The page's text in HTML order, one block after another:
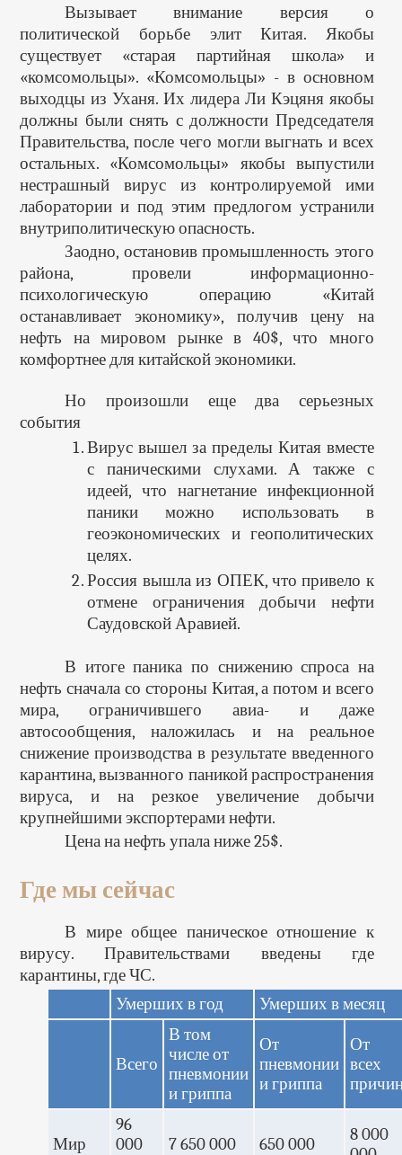
Вызывает внимание версия о
политической борьбе элит Китая. Якобы
существует «старая партийная школа» и
«комсомольцы». «Комсомольцы» - в основном
выходцы из Уханя. Их лидера Ли Кэцяня якобы
должны были снять с должности Председателя
Правительства, после чего могли выгнать и всех
остальных. «Комсомольцы» якобы выпустили
нестрашный вирус из контролируемой ими
лаборатории и под этим предлогом устранили
внутриполитическую опасность.
Заодно, остановив промышленность этого
района, провели информационно-
психологическую операцию «Китай
останавливает экономику», получив цену на
нефть на мировом рынке в 40$, что много
комфортнее для китайской экономики.
Но произошли еще два серьезных
события
Вирус вышел за пределы Китая вместе
с паническими слухами. А также с
идеей, что нагнетание инфекционной
паники можно использовать в
геоэкономических и геополитических
целях.
Россия вышла из ОПЕК, что привело к
отмене ограничения добычи нефти
Саудовской Аравией.
В итоге паника по снижению спроса на
нефть сначала со стороны Китая, а потом и всего
мира, ограничившего авиа- и даже
автосообщения, наложилась и на реальное
снижение производства в результате введенного
карантина, вызванного паникой распространения
вируса, и на резкое увеличение добычи
крупнейшими экспортерами нефти.
Цена на нефть упала ниже 25$.
Где мы сейчас
В мире общее паническое отношение к
вирусу. Правительствами введены где
карантины, где ЧС.
Умерших в год
Умерших в месяц
Всего
В том
числе от
пневмонии
и гриппа
От
пневмонии
и гриппа
От
всех
Мир
96
000
7 650 000 650 000
8 000